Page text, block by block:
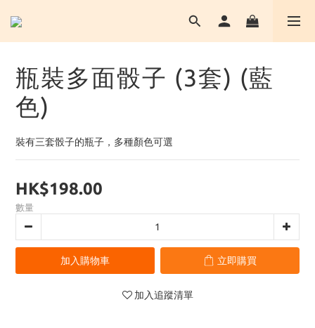
瓶裝多面骰子 (3套) (藍
色)
裝有三套骰子的瓶子，多種顏色可選
HK$198.00
數量
加入購物車 立即購買
加入追蹤清單